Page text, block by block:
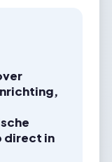
direct in